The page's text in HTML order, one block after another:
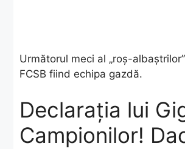
​Următorul meci al „roș-
FCSB fiind echipa gazdă.
Declarația lui
Campionilor!